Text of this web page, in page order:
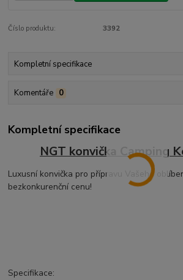
Číslo produktu: 3392
Kompletní specifikace
Komentáře 0
Kompletní specifikace
NGT konvička Camping
Luxusní konvička pro přípravu Vašeho
bezkonkurenční cenu!
Specifikace: